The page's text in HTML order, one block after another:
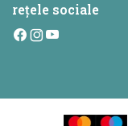
rețele sociale